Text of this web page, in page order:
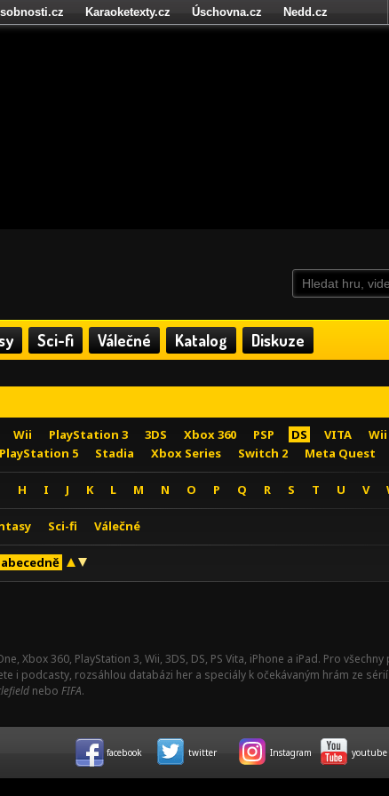
Sci-fi Válečné Katalog Diskuze
Wii PlayStation 3 3DS Xbox 360 PSP DS VITA Wii
PlayStation 5 Stadia Xbox Series Switch 2 Meta Quest
H I J K L M N O P Q R S T U V
Sci-fi Válečné
abecedně
Xbox 360, PlayStation 3, Wii, 3DS, DS, PS Vita, iPhone a iPad. Pro
i podcasty, rozsáhlou databázi her a speciály k očekávaným hrám ze
nebo FIFA.
Karaoketexty.cz Úschovna.cz
Nedd.cz
facebook twitter Instagram youtube